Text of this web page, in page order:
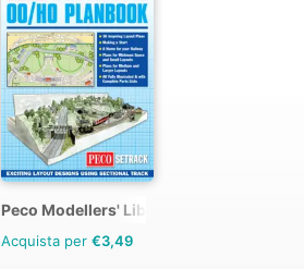
Peco Modellers' Library
Acquista per €3,49